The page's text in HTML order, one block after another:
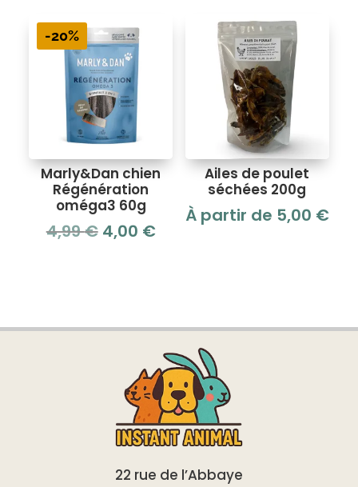
-20%
Marly&Dan chien
Régénération
oméga3 60g
4,99€ Le
4,00 €Le
Ailes de poulet
séchées 200g
À partir de 5,00 €
22 rue de l’Abbaye